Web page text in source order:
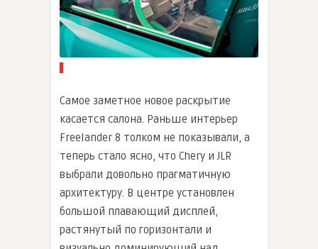
Самое заметное новое раскрытие
касается салона. Раньше интерьер
Freelander 8 толком не показывали, а
теперь стало ясно, что Chery и JLR
выбрали довольно прагматичную
архитектуру. В центре установлен
большой плавающий дисплей,
растянутый по горизонтали и